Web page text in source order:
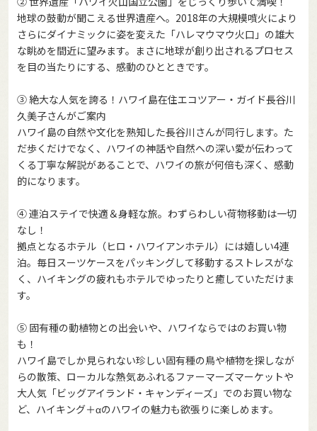
地球の鼓動が聞こえる世界遺産へ。2018年の大規模噴火により
さらにダイナミックに姿を変えた「ハレマウマウ火口」の雄大
な眺めを間近に望みます。まさに地球が創り出されるプロセス
を目の当たりにする、感動のひとときです。
③ 絶大な人気を誇る！ハワイ島在住エコツアー・ガイド長谷川
久美子さんがご案内
ハワイ島の自然や文化を熟知した長谷川さんが同行します。た
だ歩くだけでなく、ハワイの神話や自然への深い愛が伝わって
くる丁寧な解説があることで、ハワイの旅が何倍も深く、感動
的になります。
④ 連泊ステイで快適＆身軽な旅。わずらわしい荷物移動は一切
なし！
拠点となるホテル（ヒロ・ハワイアンホテル）には嬉しい4連
泊。毎日スーツケースをパッキングして移動するストレスがな
く、ハイキングの疲れもホテルでゆったりと癒していただけま
す。
⑤ 固有種の動植物との出会いや、ハワイならではのお買い物
も！
ハワイ島でしか見られない珍しい固有種の鳥や植物を探しなが
らの散策、ローカルな熱気あふれるファーマーズマーケットや
大人気「ビッグアイランド・キャンディーズ」でのお買い物な
ど、ハイキング＋αのハワイの魅力も欲張りに楽しめます。